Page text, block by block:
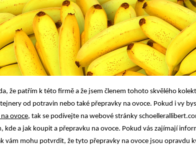
že patřím k této firmě a že jsem členem tohoto skvělého
od potravin nebo také přepravky na ovoce. Pokud i vy
ovoce, tak se podívejte na webové stránky
kde a jak koupit a přepravku na ovoce. Pokud vás zajímají
vám mohu potvrdit, že tyto přepravky na ovoce jsou opravdu